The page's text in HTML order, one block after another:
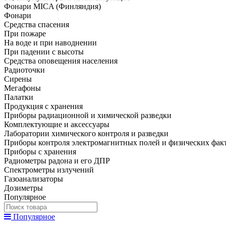
Фонари MICA (Финляндия)
Фонари
Средства спасения
При пожаре
На воде и при наводнении
При падении с высоты
Средства оповещения населения
Радиоточки
Сирены
Мегафоны
Палатки
Продукция с хранения
Приборы радиационной и химической разведки
Комплектующие и аксессуары
Лаборатории химического контроля и разведки
Приборы контроля электромагнитных полей и физических
Приборы с хранения
Радиометры радона и его ДПР
Спектрометры излучений
Газоанализаторы
Дозиметры
Популярное
Популярное